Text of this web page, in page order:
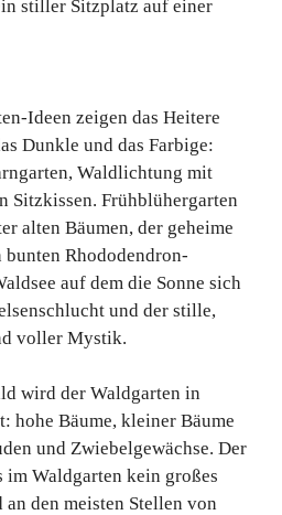
stiller Sitzplatz auf einer
Ideen zeigen das Heitere
Dunkle und das Farbige:
Waldlichtung mit
Sitzkissen. Frühblühergarten
alten Bäumen, der geheime
Rhododendron-
auf dem die Sonne sich
und der stille,
voller Mystik.
wird der Waldgarten in
hohe Bäume, kleiner Bäume
und Zwiebelgewächse. Der
Waldgarten kein großes
den meisten Stellen von